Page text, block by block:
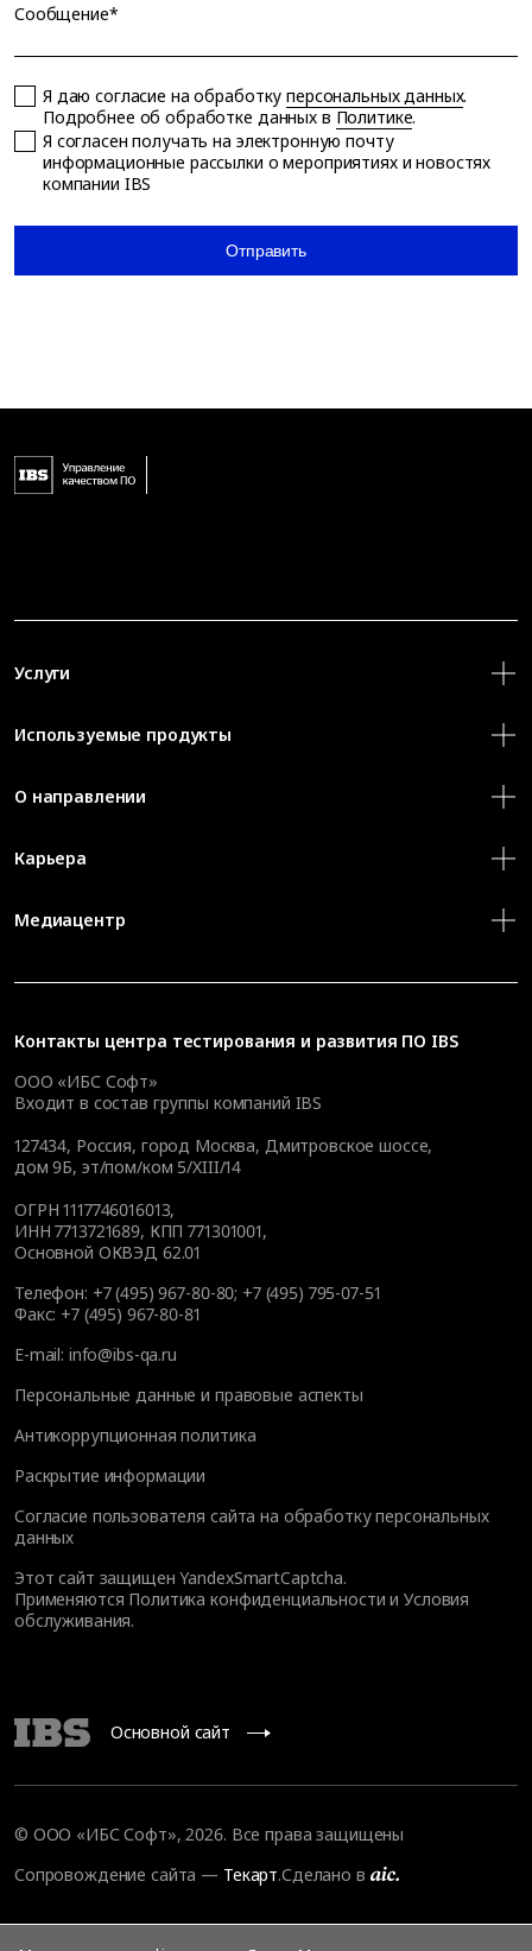
Сообщение*
Я даю согласие на обработкуперсональных данных.
Подробнее об обработке данных в Политике.
Я согласен получать на электронную почту
информационные рассылки о мероприятиях и новостях
компании IBS
Отправить
Контакты центра тестирования и развития ПО IBS
ООО «ИБС Софт»
Входит в состав группы компаний IBS
127434, Россия, город Москва, Дмитровское шоссе,
дом 9Б, эт/пом/ком 5/XIII/14
ОГРН 1117746016013,
ИНН 7713721689, КПП 771301001,
Основной ОКВЭД 62.01
Телефон: +7 (495) 967-80-80; +7 (495) 795-07-51
Факс: +7 (495) 967-80-81
E-mail: info@ibs-qa.ru
Персональные данные и правовые аспекты
Антикоррупционная политика
Раскрытие информации
Согласие пользователя сайта на обработку персональных
данных
Этот сайт защищен YandexSmartCaptcha.
Применяются Политика конфиденциальности иУсловия
обслуживания.
Услуги
Используемые продукты
О направлении
Карьера
Медиацентр
Основной сайт
© ООО «ИБС Софт», 2026. Все права защищены
Сопровождение сайта — Текарт.Сделано в